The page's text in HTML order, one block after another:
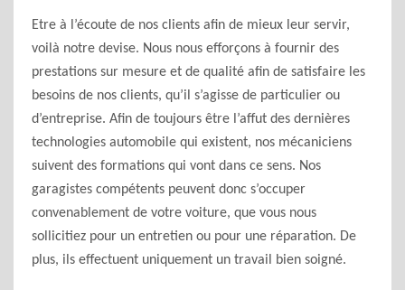
Etre à l’écoute de nos clients afin de mieux leur servir,
voilà notre devise. Nous nous efforçons à fournir des
prestations sur mesure et de qualité afin de satisfaire les
besoins de nos clients, qu’il s’agisse de particulier ou
d’entreprise. Afin de toujours être l’affut des dernières
technologies automobile qui existent, nos mécaniciens
suivent des formations qui vont dans ce sens. Nos
garagistes compétents peuvent donc s’occuper
convenablement de votre voiture, que vous nous
sollicitiez pour un entretien ou pour une réparation. De
plus, ils effectuent uniquement un travail bien soigné.